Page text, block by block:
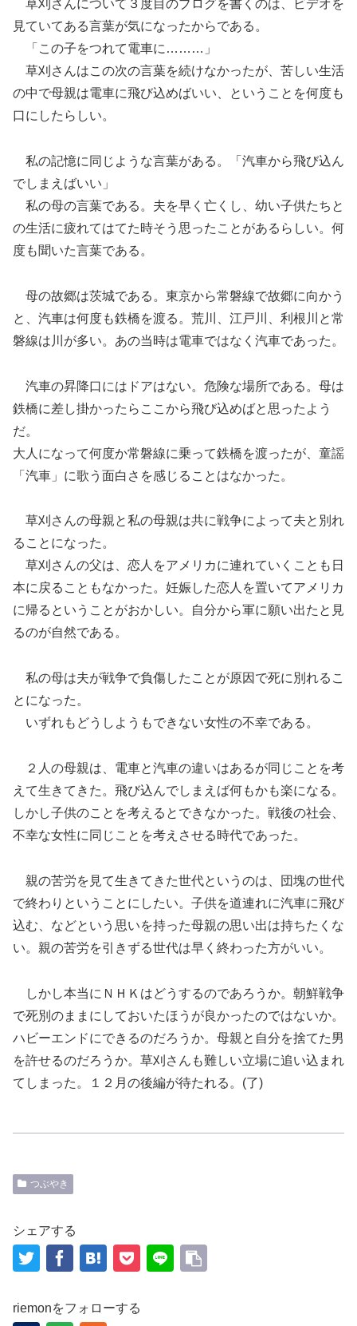
草刈さんについて３度目のブログを書くのは、ビデオを
見ていてある言葉が気になったからである。
「この子をつれて電車に………」
草刈さんはこの次の言葉を続けなかったが、苦しい生活
の中で母親は電車に飛び込めばいい、ということを何度も
口にしたらしい。
私の記憶に同じような言葉がある。「汽車から飛び込ん
でしまえばいい」
私の母の言葉である。夫を早く亡くし、幼い子供たちと
の生活に疲れてはてた時そう思ったことがあるらしい。何
度も聞いた言葉である。
母の故郷は茨城である。東京から常磐線で故郷に向かう
と、汽車は何度も鉄橋を渡る。荒川、江戸川、利根川と常
磐線は川が多い。あの当時は電車ではなく汽車であった。
汽車の昇降口にはドアはない。危険な場所である。母は
鉄橋に差し掛かったらここから飛び込めばと思ったよう
だ。
大人になって何度か常磐線に乗って鉄橋を渡ったが、童謡
「汽車」に歌う面白さを感じることはなかった。
草刈さんの母親と私の母親は共に戦争によって夫と別れ
ることになった。
草刈さんの父は、恋人をアメリカに連れていくことも日
本に戻ることもなかった。妊娠した恋人を置いてアメリカ
に帰るということがおかしい。自分から軍に願い出たと見
るのが自然である。
私の母は夫が戦争で負傷したことが原因で死に別れるこ
とになった。
いずれもどうしようもできない女性の不幸である。
２人の母親は、電車と汽車の違いはあるが同じことを考
えて生きてきた。飛び込んでしまえば何もかも楽になる。
しかし子供のことを考えるとできなかった。戦後の社会、
不幸な女性に同じことを考えさせる時代であった。
親の苦労を見て生きてきた世代というのは、団塊の世代
で終わりということにしたい。子供を道連れに汽車に飛び
込む、などという思いを持った母親の思い出は持ちたくな
い。親の苦労を引きずる世代は早く終わった方がいい。
しかし本当にＮＨＫはどうするのであろうか。朝鮮戦争
で死別のままにしておいたほうが良かったのではないか。
ハビーエンドにできるのだろうか。母親と自分を捨てた男
を許せるのだろうか。草刈さんも難しい立場に追い込まれ
てしまった。１２月の後編が待たれる。(了)
つぶやき
シェアする
riemonをフォローする